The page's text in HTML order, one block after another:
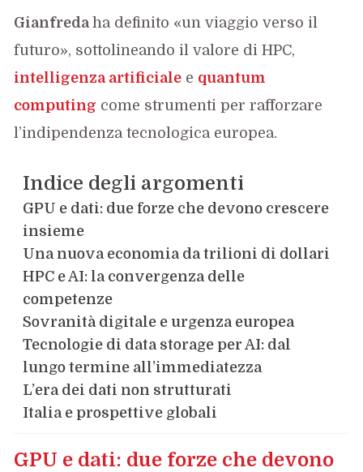
Gianfredaha definito «un viaggio verso il
futuro», sottolineando il valore di HPC,
intelligenza artificiale e quantum
computing come strumenti per rafforzare
l’indipendenza tecnologica europea.
Indice degli argomenti
GPU e dati: due forze che devono crescere
insieme
Una nuova economia da trilioni di dollari
HPC e AI: la convergenza delle
competenze
Sovranità digitale e urgenza europea
Tecnologie di data storage per AI: dal
lungo termine all’immediatezza
L’era dei dati non strutturati
Italia e prospettive globali
GPU e dati: due forze che devono